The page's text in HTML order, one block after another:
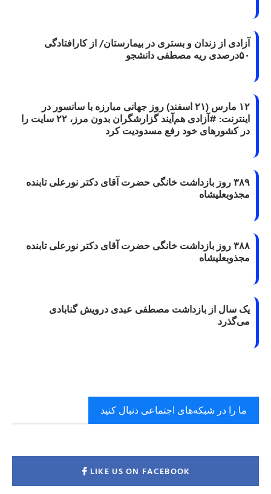
آزادی از زندان و بستری در بیمارستان/ از کارافتادگی
۵۰درصدی ریه مصطفی دانشجو
۱۲ مارس (۲۱ اسفند) روز جهانی مبارزه با سانسور در
اینترنت: #آزادی هم‌آیند گزارشگران‌ بدون مرز، ۲۲ سایت را
در کشورهای خود رفع مسدودیت کرد
۳۸۹ روز بازداشت خانگی حضرت آقای دکتر نورعلی تابنده
مجذوبعلیشاه
۳۸۸ روز بازداشت خانگی حضرت آقای دکتر نورعلی تابنده
مجذوبعلیشاه
یک سال از بازداشت مصطفی عبدی درویش گنابادی
می‌گذرد
ما را در شبکه‌های اجتماعی دنبال کنید
LIKE US ON FACEBOOK